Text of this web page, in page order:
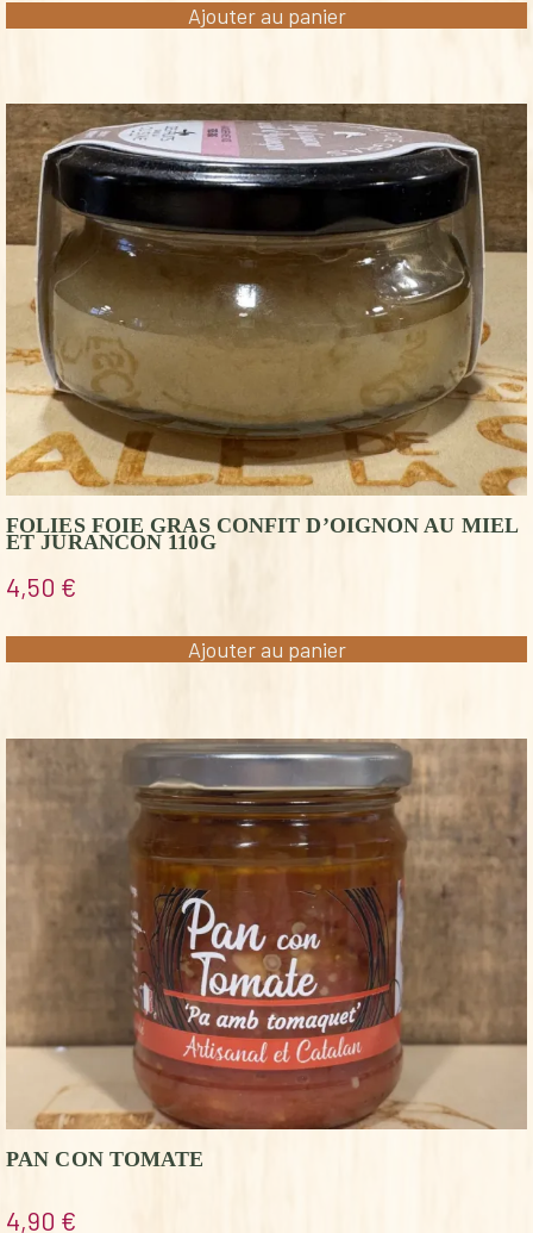
Ajouter au panier
FOLIES FOIE GRAS CONFIT D’OIGNON AU MIEL
ET JURANCON 110G
4,50 €
Ajouter au panier
PAN CON TOMATE
4,90 €